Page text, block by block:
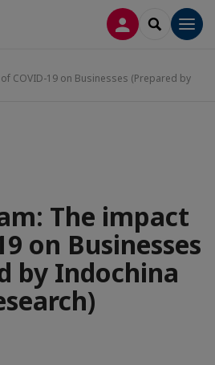
CONNEXION
COVID-19 on Businesses (Prepared by
The impact
on Businesses
by Indochina